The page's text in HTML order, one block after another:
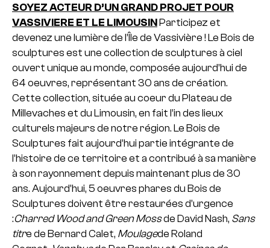
SOYEZ ACTEUR D’UN GRAND PROJET POUR
VASSIVIERE ET LE LIMOUSINParticipez et
devenez une lumière de l’Île de Vassivière ! Le Bois de
sculptures est une collection de sculptures à ciel
ouvert unique au monde, composée aujourd’hui de
64 oeuvres, représentant 30 ans de création.
Cette collection, située au coeur du Plateau de
Millevaches et du Limousin, en fait l’in des lieux
culturels majeurs de notre région. Le Bois de
Sculptures fait aujourd’hui partie intégrante de
l’histoire de ce territoire et a contribué à sa manière
à son rayonnement depuis maintenant plus de 30
ans. Aujourd’hui, 5 oeuvres phares du Bois de
Sculptures doivent être restaurées d’urgence
:Charred Wood and Green Mossde David Nash, Sans
titre de Bernard Calet, Moulagede Roland